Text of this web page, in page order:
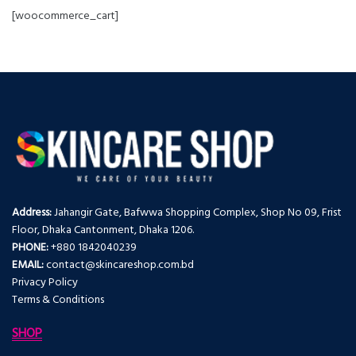
[woocommerce_cart]
Address:Jahangir Gate, Bafwwa Shopping Complex, Shop No 09, Frist
Floor, Dhaka Cantonment, Dhaka 1206.
PHONE:+880 1842040239
EMAIL:contact@skincareshop.com.bd
Privacy Policy
Terms & Conditions
SHOP